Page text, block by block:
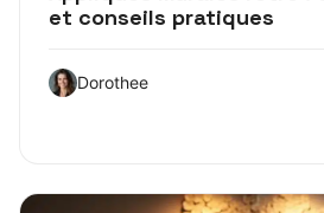
et conseils pratiques
Dorothee